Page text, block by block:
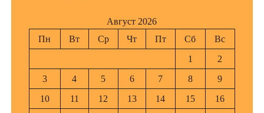
Август 2026
Пн
Вт Ср Чт Пт Сб
Вс
1
2
3
4 5 6 7 8
9
10
11 12 13 14 15
16